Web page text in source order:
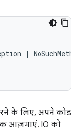
|
के लिए, अपने कोड
आज़माएं. IO को